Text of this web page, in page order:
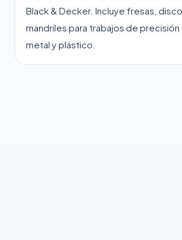
Black & Decker. Incluye fresas,
mandriles para trabajos de precisión
metal y plástico.